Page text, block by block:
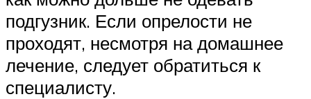
подгузник. Если опрелости не
проходят, несмотря на домашнее
лечение, следует обратиться к
специалисту.